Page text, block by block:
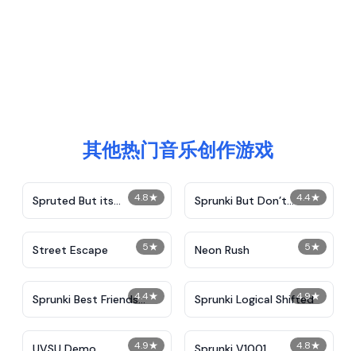
其他热门音乐创作游戏
4.8★
Spruted But its
Sprunked
4.4★
Sprunki But Don’t
Singing Mouth
5★
Street Escape 5★
Neon Rush
4.4★
Sprunki Best Friends
Slaughter
4.9★
Sprunki Logical Shifted
4.9★ 4.8★